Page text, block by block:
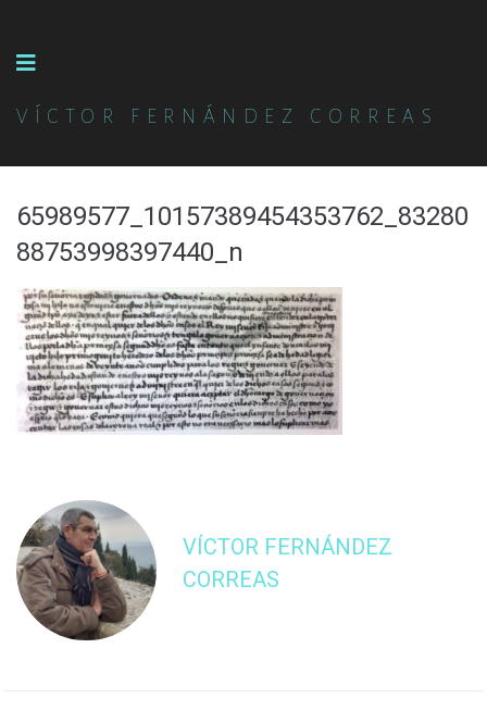
VÍCTOR FERNÁNDEZ CORREAS
65989577_10157389454353762_83280
88753998397440_n
VÍCTOR FERNÁNDEZ
CORREAS